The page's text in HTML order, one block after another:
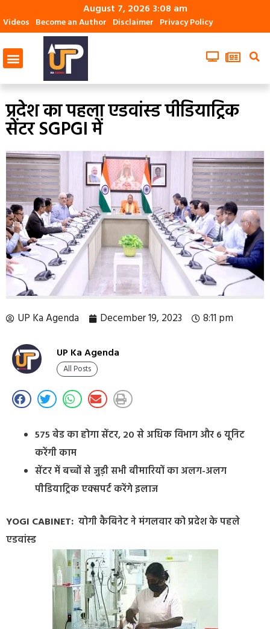
August 7, 2026 3:08 am
Videos Become an Author Disclaimer Privacy Policy
प्रदेश का पहला एडवांस्ड पीडियाट्रिक
सेंटर SGPGI में
UP Ka Agenda December 19, 2023 8:11 pm
UP Ka Agenda
All Posts
575 बेड का होगा सेंटर, 20 से अधिक विभाग और 6 यूनिट
करेंगी काम
सेंटर में बच्चों से जुड़ी सभी बीमारियों का अलग-अलग
पीडियाट्रिक एक्सपर्ट करेंगे इलाज
YOGI CABINET: योगी कैबिनेट ने मंगलवार को प्रदेश के पहले
एडवांस्ड